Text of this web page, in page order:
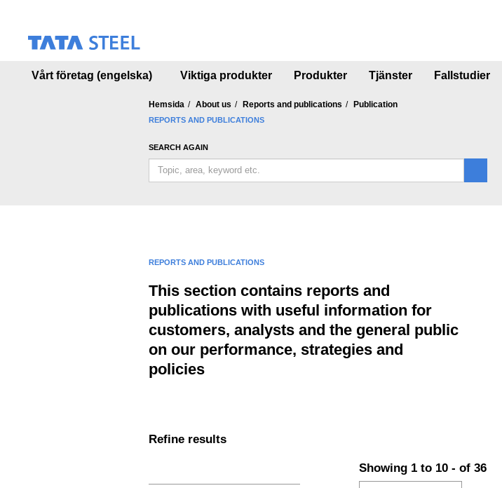
Vårt företag (engelska) Viktiga produkter Produkter Tjänster Fallstudier
Hemsida About us Reports and publications Publication
REPORTS AND PUBLICATIONS
SEARCH AGAIN
REPORTS AND PUBLICATIONS
This section contains reports and
publications with useful information for
customers, analysts and the general public
on our performance, strategies and
policies
Refine results
Showing 1 to 10 - of 36